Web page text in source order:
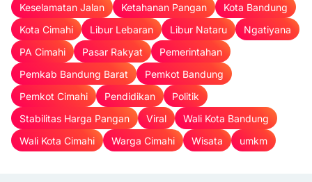
Keselamatan Jalan
Ketahanan Pangan
Kota Bandung
Kota Cimahi
Libur Lebaran Libur Nataru
Ngatiyana
PA Cimahi
Pasar Rakyat
Pemerintahan
Pemkab Bandung Barat
Pemkot Bandung
Pemkot Cimahi
Pendidikan
Politik
Stabilitas Harga Pangan
Viral
Wali Kota Bandung
Wali Kota Cimahi
Warga Cimahi Wisata umkm